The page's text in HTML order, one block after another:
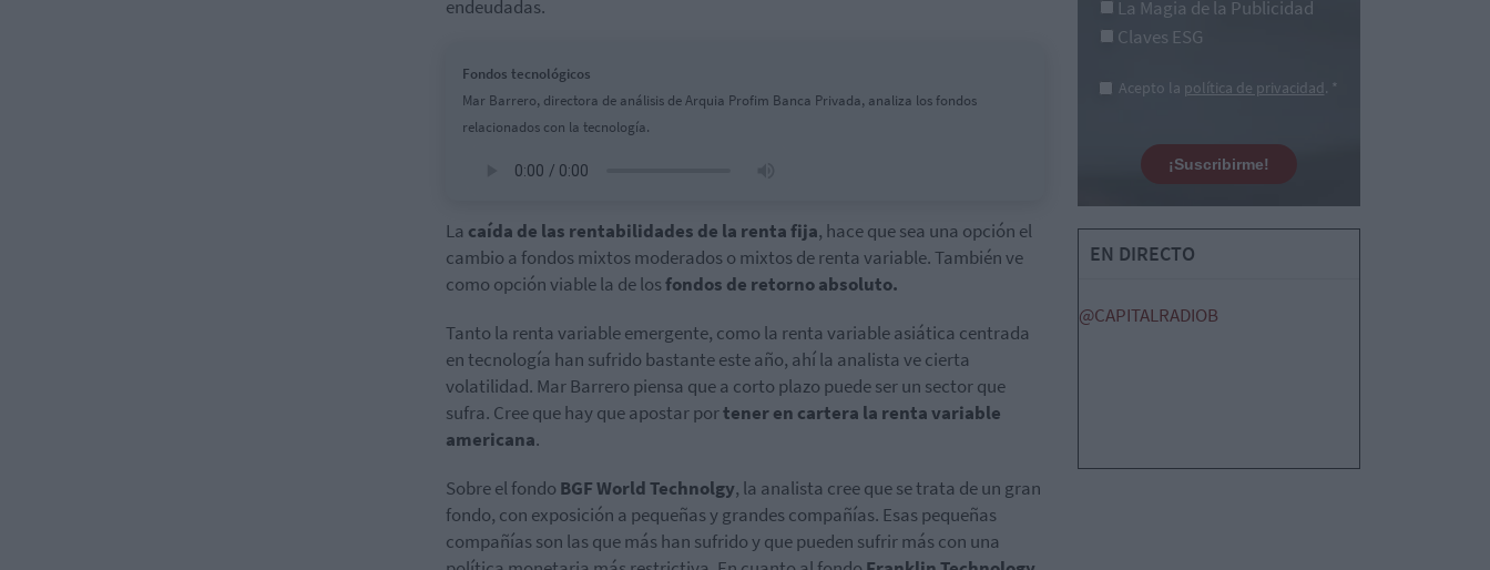
endeudadas.
Fondos tecnológicos
Mar Barrero, directora de análisis de Arquia Profim Banca Privada, analiza los fondos
relacionados con la tecnología.
La caída de las rentabilidades de la renta fija, hace que sea una opción el
cambio a fondos mixtos moderados o mixtos de renta variable. También ve
como opción viable la de losfondos de retorno absoluto.
Tanto la renta variable emergente, como la renta variable asiática centrada
en tecnología han sufrido bastante este año, ahí la analista ve cierta
volatilidad. Mar Barrero piensa que a corto plazo puede ser un sector que
sufra. Cree que hay que apostar portener en cartera la renta variable
americana.
Sobre el fondo BGF World Technolgy, la analista cree que se trata de un gran
fondo, con exposición a pequeñas y grandes compañías. Esas pequeñas
compañías son las que más han sufrido y que pueden sufrir más con una
La Magia de la Publicidad
Claves ESG
Acepto la política de privacidad. *
¡Suscribirme!
EN DIRECTO
@CAPITALRADIOB